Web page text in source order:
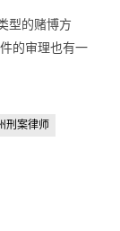
型的赌博方
的审理也有一
刑案律师